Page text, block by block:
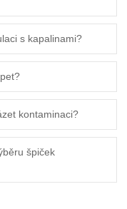
s kapalinami?
kontaminaci?
špiček